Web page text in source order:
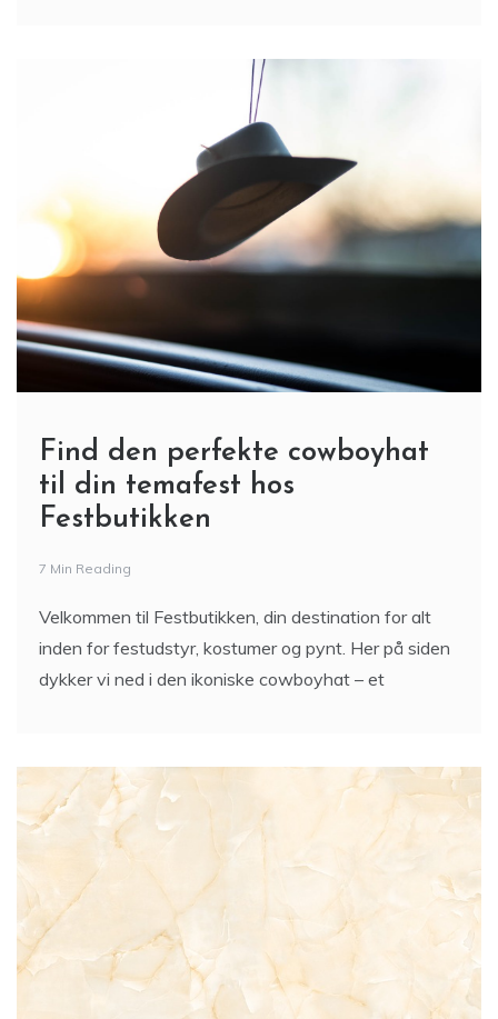
Find den perfekte cowboyhat
til din temafest hos
Festbutikken
7 Min Reading
Velkommen til Festbutikken, din destination for alt
inden for festudstyr, kostumer og pynt. Her på siden
dykker vi ned i den ikoniske cowboyhat – et